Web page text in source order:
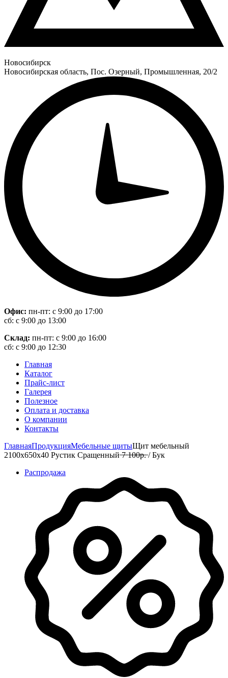
Новосибирск
Новосибирская область, Пос. Озерный, Промышленная, 20/2
Офис: пн-пт: с 9:00 до 17:00
сб: с 9:00 до 13:00
Склад: пн-пт: с 9:00 до 16:00
сб: с 9:00 до 12:30
Главная
Каталог
Прайс-лист
Галерея
Полезное
Оплата и доставка
О компании
Контакты
ГлавнаяПродукцияМебельные щитыЩит мебельный
2100х650х40 Рустик Сращенный ̶7̶ ̶1̶0̶0̶р̶.̶ / Бук
Распродажа